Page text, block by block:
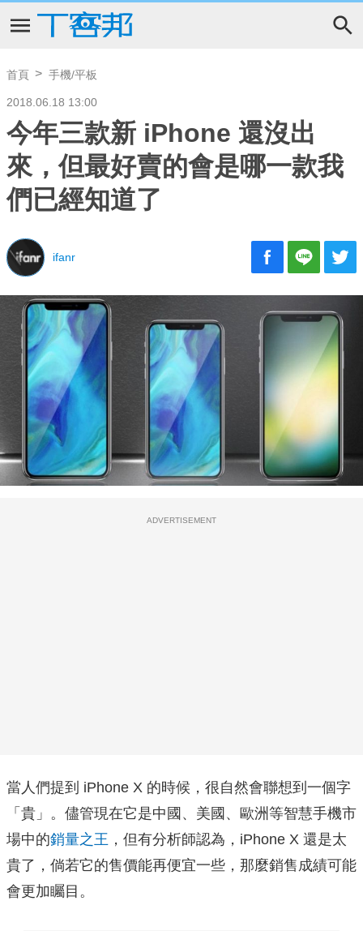
首頁 手機/平板
2018.06.18 13:00
今年三款新 iPhone 還沒出
來，但最好賣的會是哪一款我
們已經知道了
ifanr
ADVERTISEMENT
當人們提到 iPhone X 的時候，很自然會聯想到一個字
「貴」。儘管現在它是中國、美國、歐洲等智慧手機市
場中的銷量之王 ，但有分析師認為，iPhone X 還是太
貴了，倘若它的售價能再便宜一些，那麼銷售成績可能
會更加矚目。